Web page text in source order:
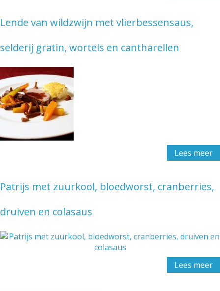
Lende van wildzwijn met vlierbessensaus,
selderij gratin, wortels en cantharellen
Lees meer
Patrijs met zuurkool, bloedworst, cranberries,
druiven en colasaus
Lees meer